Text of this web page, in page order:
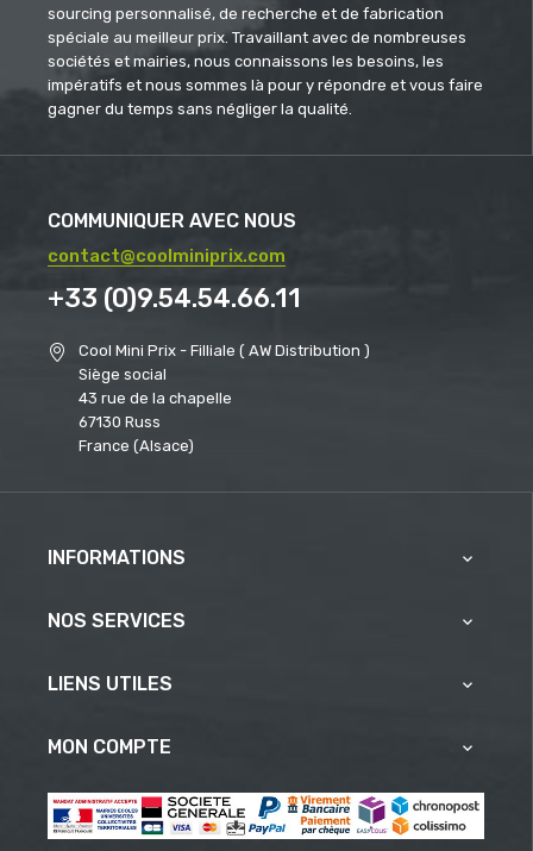
sourcing personnalisé, de recherche et de fabrication
spéciale au meilleur prix. Travaillant avec de nombreuses
sociétés et mairies, nous connaissons les besoins, les
impératifs et nous sommes là pour y répondre et vous faire
gagner du temps sans négliger la qualité.
COMMUNIQUER AVEC NOUS
contact@coolminiprix.com
+33 (0)9.54.54.66.11
Cool Mini Prix - Filliale ( AW Distribution )
Siège social
43 rue de la chapelle
67130 Russ
France (Alsace)
INFORMATIONS 
NOS SERVICES 
LIENS UTILES 
MON COMPTE 